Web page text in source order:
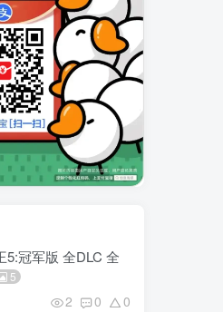
5:冠军版 全DLC 全
5
2 0 0